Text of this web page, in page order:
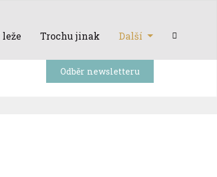
leže Trochu jinak Další
Odběr newsletteru